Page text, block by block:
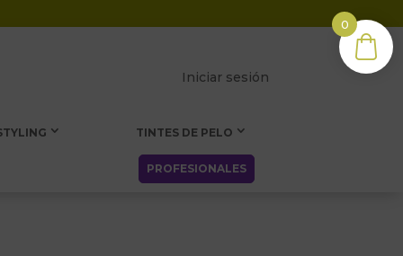
Iniciar sesión
TINTES DE PELO
PROFESIONALES
0